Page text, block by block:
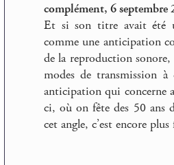
complément, 6 septembre
Et si son titre avait été
comme une anticipation
de la reproduction
modes de transmission
anticipation qui concerne
ci, où on fête des 50 ans
cet angle, c’est encore